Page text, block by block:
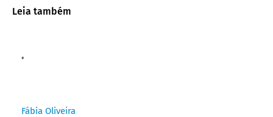
Leia também
Fábia Oliveira